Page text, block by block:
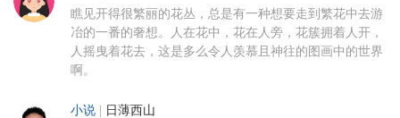
瞧见开得很繁丽的花丛，总是有一种想要走到繁花中去游
冶的一番的奢想。人在花中，花在人旁，花簇拥着人开，
人摇曳着花去，这是多么令人羡慕且神往的图画中的世界
啊。
小说 日薄西山